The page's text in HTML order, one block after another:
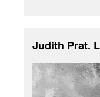
Judith Prat.